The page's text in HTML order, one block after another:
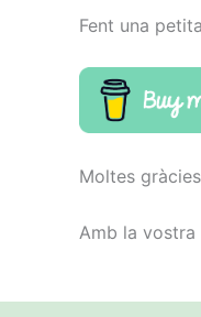
Fent una
Moltes
Amb la vostra